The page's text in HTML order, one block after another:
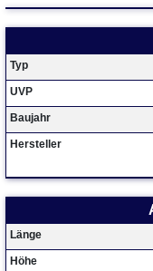
Typ
UVP
Baujahr
Hersteller
Länge
Höhe